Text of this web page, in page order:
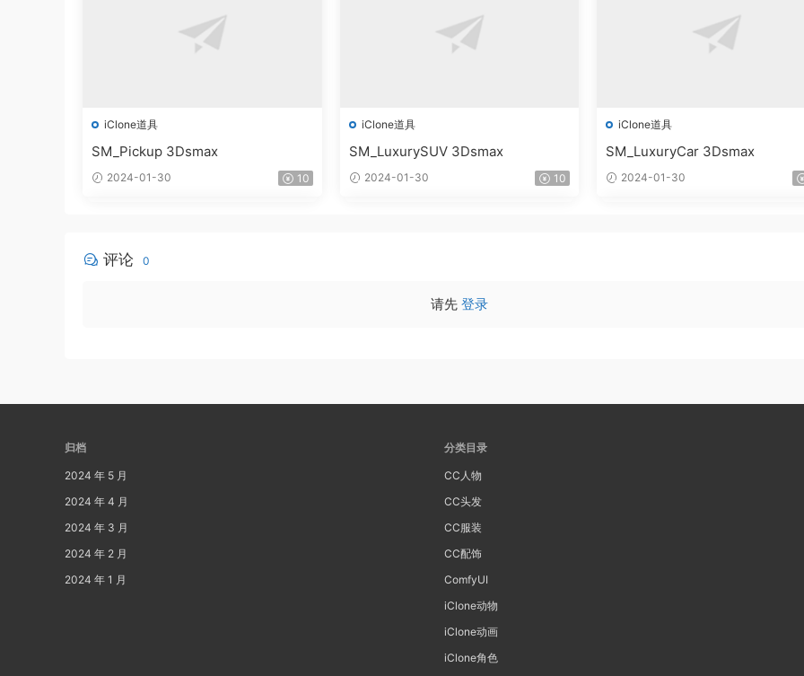
iClone道具
SM_Pickup 3Dsmax
2024-01-30 10
iClone道具
SM_LuxurySUV 3Dsmax
2024-01-30 10
iClone道具
SM_LuxuryCar 3Dsmax
2024-01-30
评论 0
请先 登录
归档
2024 年 5 月
2024 年 4 月
2024 年 3 月
2024 年 2 月
2024 年 1 月
分类目录
CC人物
CC头发
CC服装
CC配饰
ComfyUI
iClone动物
iClone动画
iClone角色